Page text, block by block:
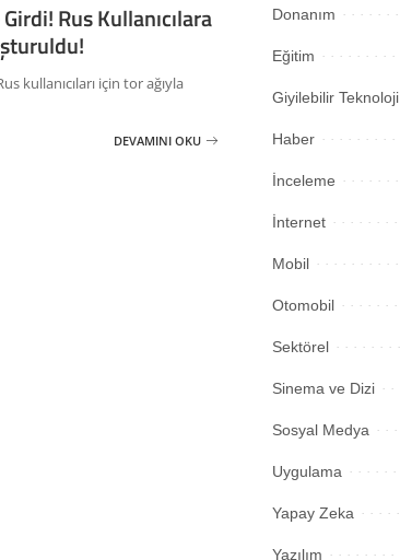
Rus Kullanıcılara
kullanıcıları için tor ağıyla
DEVAMINI OKU
Donanım
Eğitim
Giyilebilir Teknoloji
Haber
İnceleme
İnternet
Mobil
Otomobil
Sektörel
Sinema ve Dizi
Sosyal Medya
Uygulama
Yapay Zeka
Yazılım